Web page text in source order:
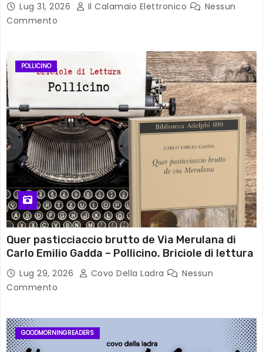
Lug 31, 2026 Il Calamaio Elettronico
Nessun
Commento
POLLICINO
Quer pasticciaccio brutto de Via Merulana di
Carlo Emilio Gadda – Pollicino. Briciole di lettura
Lug 29, 2026 Covo Della Ladra
Nessun
Commento
GOODMORNINGREADERS